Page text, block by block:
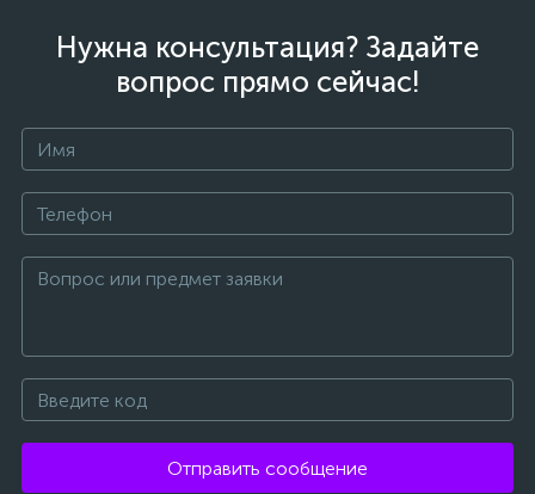
Нужна консультация? Задайте
вопрос прямо сейчас!
Отправить сообщение